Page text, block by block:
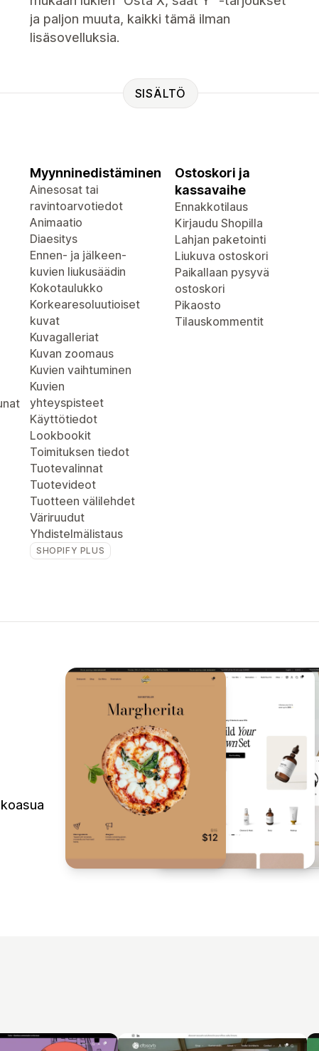
ja paljon muuta, kaikki tämä ilman
lisäsovelluksia.
SISÄLTÖ
Myynninedistäminen
Ainesosat tai
ravintoarvotiedot
Animaatio
Diaesitys
Ennen- ja jälkeen-
kuvien liukusäädin
Kokotaulukko
Korkearesoluutioiset
kuvat
Kuvagalleriat
Kuvan zoomaus
Kuvien vaihtuminen
Kuvien
yhteyspisteet
Käyttötiedot
Lookbookit
Toimituksen tiedot
Tuotevalinnat
Tuotevideot
Tuotteen välilehdet
Väriruudut
Yhdistelmälistaus
SHOPIFY PLUS
Ostoskori ja
kassavaihe
Ennakkotilaus
Kirjaudu Shopilla
Lahjan paketointi
Liukuva ostoskori
Paikallaan pysyvä
ostoskori
Pikaosto
Tilauskommentit